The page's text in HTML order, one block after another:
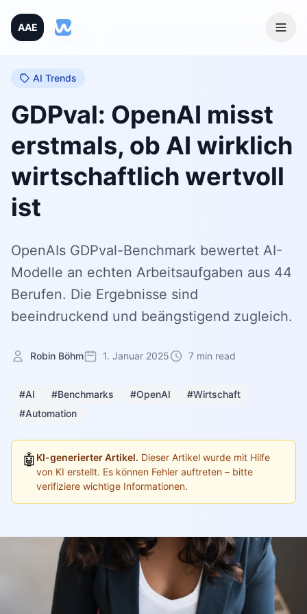
AAE
Home
Blog
AI Trends
GDPval: OpenAI misst
erstmals, ob AI wirklich
wirtschaftlich wertvoll
ist
OpenAIs GDPval-Benchmark bewertet AI-
Modelle an echten Arbeitsaufgaben aus 44
Berufen. Die Ergebnisse sind
beeindruckend und beängstigend zugleich.
Robin Böhm 1. Januar 2025 7 min read
#AI #Benchmarks #OpenAI
#Wirtschaft
#Automation
🤖 KI-generierter Artikel. Dieser Artikel wurde mit Hilfe
von KI erstellt. Es können Fehler auftreten – bitte
verifiziere wichtige Informationen.